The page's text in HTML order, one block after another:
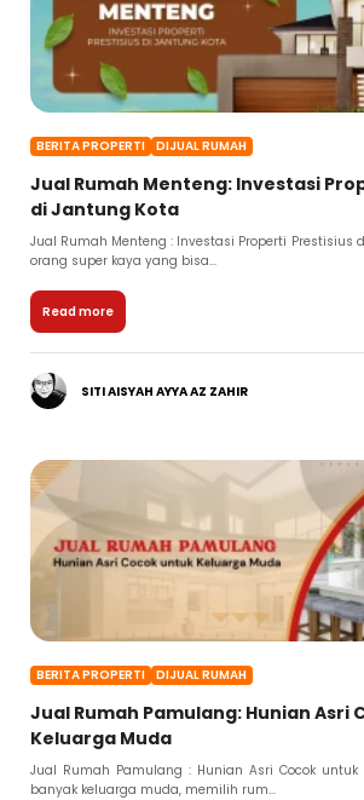
BERITA PROPERTI DIJUAL RUMAH
Jual Rumah Menteng: Investasi
di Jantung Kota
Jual Rumah Menteng : Investasi Properti Prestisius
orang super kaya yang bisa...
Read more
SITI AISYAH AYYA AZ ZAHIR
BERITA PROPERTI DIJUAL RUMAH
Jual Rumah Pamulang: Hunian Asri
Keluarga Muda
Jual Rumah Pamulang : Hunian Asri Cocok
banyak keluarga muda, memilih rum...